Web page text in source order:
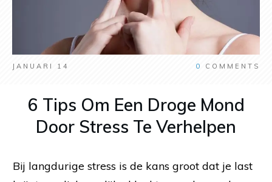
JANUARI 14 0 COMMENTS
6 Tips Om Een Droge Mond
Door Stress Te Verhelpen
Bij langdurige stress is de kans groot dat je last